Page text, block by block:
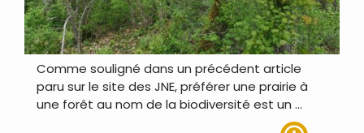
Comme souligné dans un précédent article
paru sur le site des JNE, préférer une prairie à
une forêt au nom de la biodiversité est un …